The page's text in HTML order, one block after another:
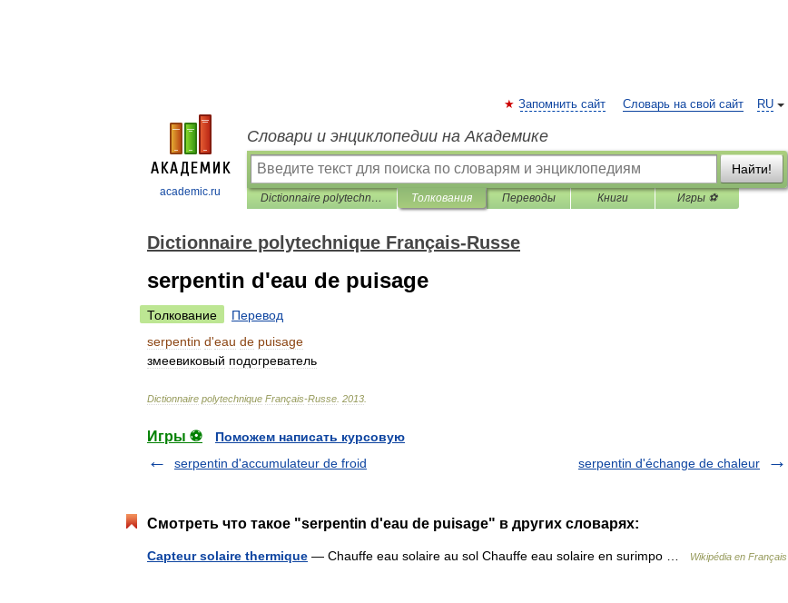
academic.ru
RU
Запомнить сайт Словарь на свой сайт
Словари и энциклопедии на Академике
Найти!
Dictionnaire polytechnique Français-Russe Толкования Переводы Книги Игры ⚽
Dictionnaire polytechnique Français-Russe
serpentin d'eau de puisage
Толкование
Перевод
serpentin d'eau de puisage
змеевиковый подогреватель
Dictionnaire polytechnique Français-Russe 2013
Игры ⚽
Поможем написать курсовую
serpentin d'accumulateur de froid
serpentin d'échange de chaleur
Смотреть что такое "serpentin d'eau de puisage" в других словарях:
Capteur solaire thermique — Chauffe eau solaire au sol Chauffe eau solaire en surimpo … Wikipédia en Français